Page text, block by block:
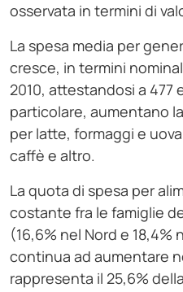
osservata in termini di
La spesa media per
cresce, in termini
2010, attestandosi a 477
particolare, aumentano
per latte, formaggi e
caffè e altro.
La quota di spesa per
costante fra le famiglie
(16,6% nel Nord e
continua ad aumentare
rappresenta il 25,6%